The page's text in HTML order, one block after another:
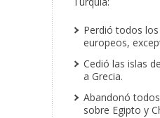
Perdió todos
europeos,
Cedió las islas
a Grecia.
Abandonó
sobre Egipto y